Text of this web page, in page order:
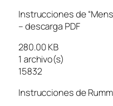
Instrucciones de
– descarga PDF
280.00 KB
1 archivo(s)
15832
Instrucciones de